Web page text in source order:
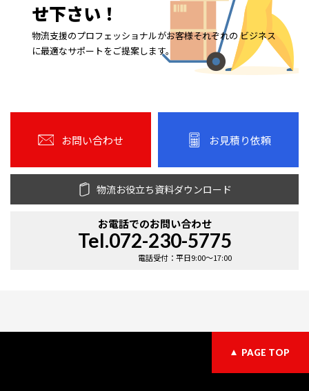
せ下さい！
物流支援のプロフェッショナルがお客様それぞれの ビジネス
に最適なサポートをご提案します。
お問い合わせ お見積り依頼
物流お役立ち資料ダウンロード
お電話でのお問い合わせ
Tel.072-230-5775
電話受付：平日9:00〜17:00
PAGE TOP